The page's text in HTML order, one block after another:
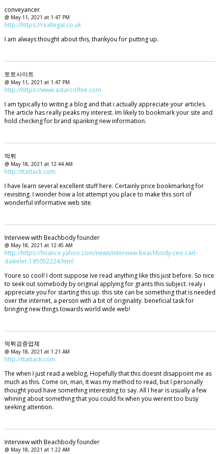
conveyancer
@ May 11, 2021 at 1:47 PM
http://https://reallegal.co.uk
I am always thought about this, thankyou for putting up.
토토사이트
@ May 11, 2021 at 1:47 PM
http://https://www.astarcoffee.com
I am typically to writing a blog and that i actually appreciate your articles.
The article has really peaks my interest. Im likely to bookmark your site and
hold checking for brand spanking new information.
먹튀
@ May 18, 2021 at 12:44 AM
http://ttattack.com
I have learn several excellent stuff here. Certainly price bookmarking for
revisiting. I wonder how a lot attempt you place to make this sort of
wonderful informative web site.
Interview with Beachbody founder
@ May 18, 2021 at 12:45 AM
http://https://finance.yahoo.com/news/interview-beachbody-ceo-carl-
daikeler-195052224.html
Youre so cool! I dont suppose Ive read anything like this just before. So nice
to seek out somebody by original applying for grants this subject. realy i
appreciate you for starting this up. this site can be something that is needed
over the internet, a person with a bit of originality. beneficial task for
bringing new things towards world wide web!
먹튀검증업체
@ May 18, 2021 at 1:21 AM
http://ttattack.com
The when I just read a weblog, Hopefully that this doesnt disappoint me as
much as this. Come on, man, It was my method to read, but I personally
thought youd have something interesting to say. All I hear is usually a few
whining about something that you could fix when you werent too busy
seeking attention.
Interview with Beachbody founder
@ May 18, 2021 at 1:22 AM